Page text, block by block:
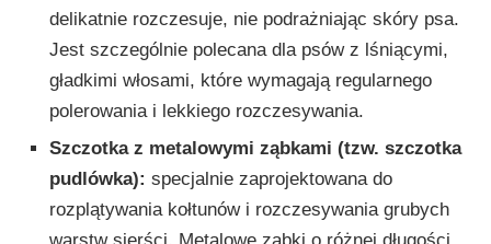
delikatnie rozczesuje, nie podrażniając skóry psa.
Jest szczególnie polecana dla psów z lśniącymi,
gładkimi włosami, które wymagają regularnego
polerowania i lekkiego rozczesywania.
Szczotka z metalowymi ząbkami (tzw. szczotka
pudlówka): specjalnie zaprojektowana do
rozplątywania kołtunów i rozczesywania grubych
warstw sierści. Metalowe ząbki o różnej długości